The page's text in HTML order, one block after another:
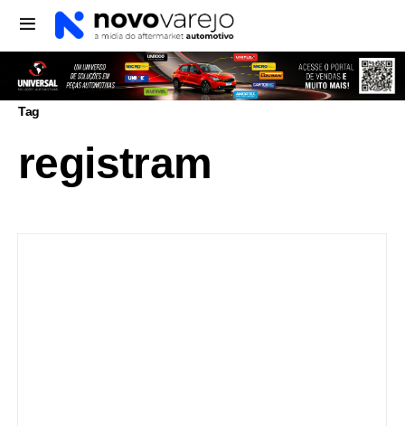
Tag
registram